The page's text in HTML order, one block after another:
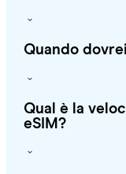
Quando
Qual è la
eSIM?